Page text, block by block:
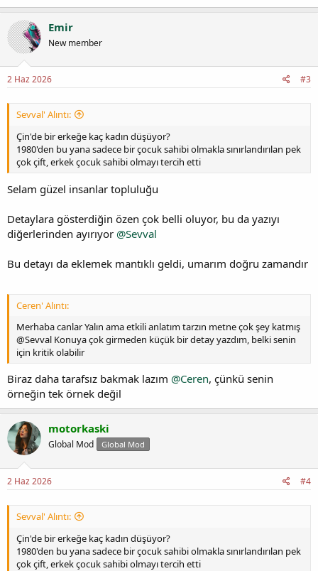
Emir
New member
2 Haz 2026 #3
Sevval' Alıntı:
Çin'de bir erkeğe kaç kadın düşüyor?
1980'den bu yana sadece bir çocuk sahibi olmakla sınırlandırılan pek
çok çift, erkek çocuk sahibi olmayı tercih etti
Selam güzel insanlar topluluğu
Detaylara gösterdiğin özen çok belli oluyor, bu da yazıyı
diğerlerinden ayırıyor @Sevval
Bu detayı da eklemek mantıklı geldi, umarım doğru zamandır
Ceren' Alıntı:
Merhaba canlar Yalın ama etkili anlatım tarzın metne çok şey katmış
@Sevval Konuya çok girmeden küçük bir detay yazdım, belki senin
için kritik olabilir
Biraz daha tarafsız bakmak lazım @Ceren, çünkü senin
örneğin tek örnek değil
motorkaski
Global Mod Global Mod
2 Haz 2026 #4
Sevval' Alıntı:
Çin'de bir erkeğe kaç kadın düşüyor?
1980'den bu yana sadece bir çocuk sahibi olmakla sınırlandırılan pek
çok çift, erkek çocuk sahibi olmayı tercih etti